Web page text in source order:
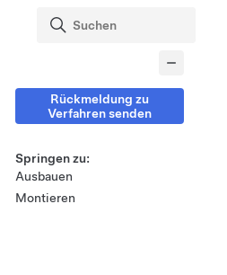
Rückmeldung zu
Verfahren senden
Springen zu:
Ausbauen
Montieren